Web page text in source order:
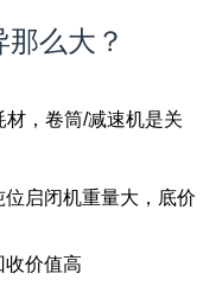
么大？
，卷筒/减速机是关
启闭机重量大，底价
收价值高